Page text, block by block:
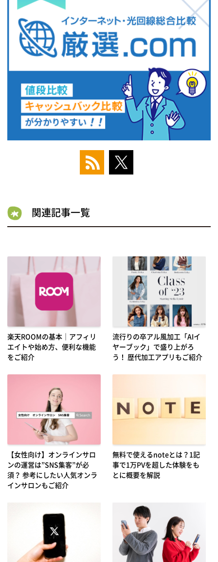
関連記事一覧
楽天ROOMの基本｜アフィリ
エイトや始め方、便利な機能
をご紹介
流行りの卒アル風加工「AIイ
ヤーブック」で盛り上がろ
う！ 歴代加工アプリもご紹介
【女性向け】オンラインサロ
ンの運営は”SNS集客”が必
須？ 参考にしたい人気オンラ
インサロンもご紹介
無料で使えるnoteとは？1記
事で1万PVを超した体験をも
とに概要を解説